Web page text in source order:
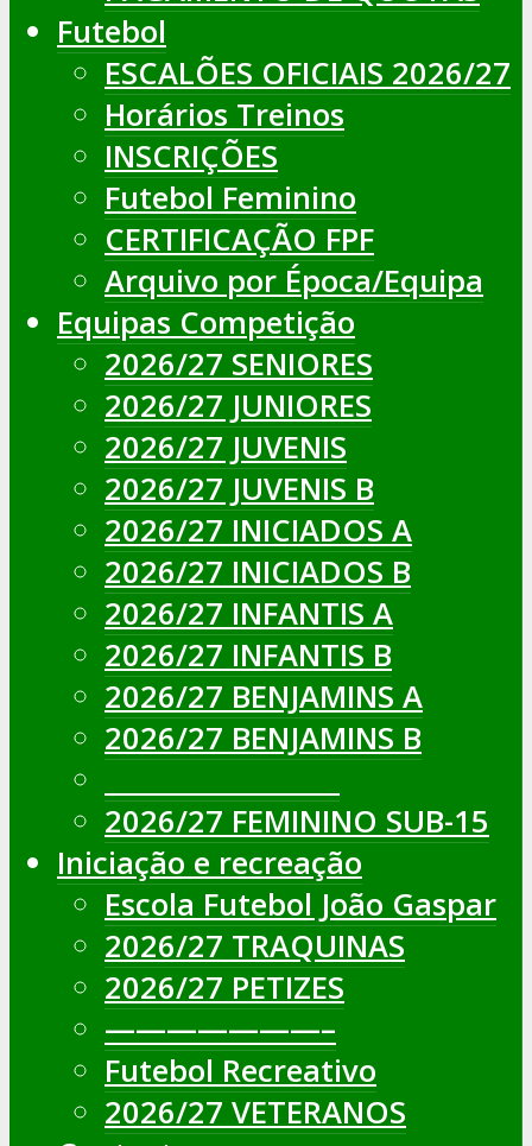
Futebol
ESCALÕES OFICIAIS 2026/27
Horários Treinos
INSCRIÇÕES
Futebol Feminino
CERTIFICAÇÃO FPF
Arquivo por Época/Equipa
Equipas Competição
2026/27 SENIORES
2026/27 JUNIORES
2026/27 JUVENIS
2026/27 JUVENIS B
2026/27 INICIADOS A
2026/27 INICIADOS B
2026/27 INFANTIS A
2026/27 INFANTIS B
2026/27 BENJAMINS A
2026/27 BENJAMINS B
2026/27 FEMININO SUB-15
Iniciação e recreação
Escola Futebol João Gaspar
2026/27 TRAQUINAS
2026/27 PETIZES
———————–
Futebol Recreativo
2026/27 VETERANOS